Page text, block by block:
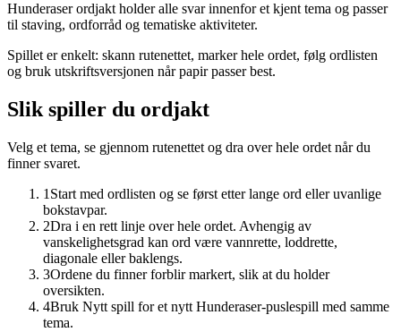
Hunderaser ordjakt holder alle svar innenfor et kjent tema og passer
til staving, ordforråd og tematiske aktiviteter.
Spillet er enkelt: skann rutenettet, marker hele ordet, følg ordlisten
og bruk utskriftsversjonen når papir passer best.
Slik spiller du ordjakt
Velg et tema, se gjennom rutenettet og dra over hele ordet når du
finner svaret.
1 Start med ordlisten og se først etter lange ord eller uvanlige
bokstavpar.
2Dra i en rett linje over hele ordet. Avhengig av
vanskelighetsgrad kan ord være vannrette, loddrette,
diagonale eller baklengs.
3Ordene du finner forblir markert, slik at du holder
oversikten.
4Bruk Nytt spill for et nytt Hunderaser-puslespill med samme
tema.